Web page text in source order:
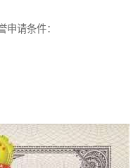
申请条件：